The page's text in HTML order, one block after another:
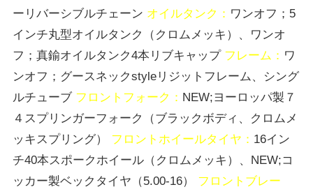
ーリバーシブルチェーン オイルタンク： ワンオフ；5
インチ丸型オイルタンク（クロムメッキ）、ワンオ
フ；真鍮オイルタンク4本リブキャップ フレーム： ワ
ンオフ；グースネックstyleリジットフレーム、シング
ルチューブ フロントフォーク： NEW;ヨーロッパ製７
４スプリンガーフォーク（ブラックボディ、クロムメ
ッキスプリング） フロントホイールタイヤ： 16イン
チ40本スポークホイール（クロムメッキ）、NEW;コ
ッカー製ベックタイヤ（5.00-16） フロントブレー